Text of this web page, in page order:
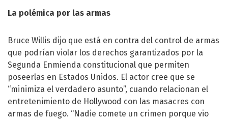
La polémica por las armas
Bruce Willis dijo que está en contra del control de armas
que podrían violar los derechos garantizados por la
Segunda Enmienda constitucional que permiten
poseerlas en Estados Unidos. El actor cree que se
“minimiza el verdadero asunto”, cuando relacionan el
entretenimiento de Hollywood con las masacres con
armas de fuego. “Nadie comete un crimen porque vio